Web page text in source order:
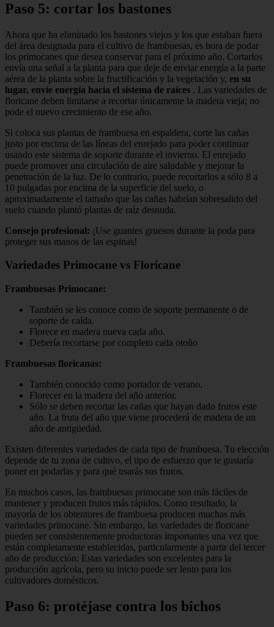
Paso 5: cortar los bastones
Ahora que ha eliminado los bastones viejos y los que estaban fuera
del área designada para el cultivo de frambuesas, es hora de podar
los primocanes que desea conservar para el próximo año. Cortarlos
envía una señal a la planta para que deje de enviar energía a la parte
aérea de la planta sobre la fructificación y la vegetación y, en su
lugar, envíe energía hacia el sistema de raíces . Las variedades de
floricane deben limitarse a recortar únicamente la madera vieja; no
pode el nuevo crecimiento de ese año.
Si coloca sus plantas de frambuesa en espaldera, corte las cañas
justo por encima de las líneas del enrejado para poder continuar
usando este sistema de soporte durante el invierno. El enrejado
puede promover una circulación de aire saludable y mejorar la
penetración de la luz. De lo contrario, puede recortarlos a sólo 8 a
10 pulgadas por encima de la superficie del suelo, o
aproximadamente el tamaño que las cañas habrían sobresalido del
suelo cuando plantó plantas de raíz desnuda.
Consejo profesional: ¡Use guantes gruesos durante la poda para
proteger sus manos de las espinas!
Variedades Primocane vs Floricane
Frambuesas Primocane:
También se les conoce como de soporte permanente o de
soporte de caída.
Florece en madera nueva cada año.
Debería recortarse por completo cada otoño
Frambuesas floricanas:
También conocido como portador de verano.
Florecer en la madera del año anterior.
Sólo se deben recortar las cañas que hayan dado frutos este
año. La fruta del año que viene procederá de madera de un
año de antigüedad.
Existen diferentes variedades de cada tipo de frambuesa. Tu elección
depende de tu zona de cultivo, el tipo de esfuerzo que te gustaría
poner en podarlas y para qué usarás sus frutos.
En muchos casos, las frambuesas primocane son más fáciles de
mantener y producen frutos más rápidos. Como resultado, la
mayoría de los obtentores de frambuesa producen muchas más
variedades primocane. Sin embargo, las variedades de floricane
pueden ser consistentemente productoras importantes una vez que
están completamente establecidas, particularmente a partir del tercer
año de producción; Estas variedades son excelentes para la
producción agrícola, pero su inicio puede ser lento para los
cultivadores domésticos.
Paso 6: protéjase contra los bichos